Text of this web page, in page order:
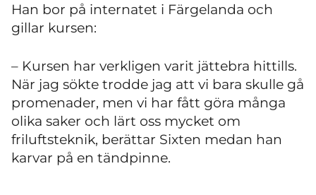
Han bor på internatet i Färgelanda och
gillar kursen:
– Kursen har verkligen varit jättebra hittills.
När jag sökte trodde jag att vi bara skulle gå
promenader, men vi har fått göra många
olika saker och lärt oss mycket om
friluftsteknik, berättar Sixten medan han
karvar på en tändpinne.